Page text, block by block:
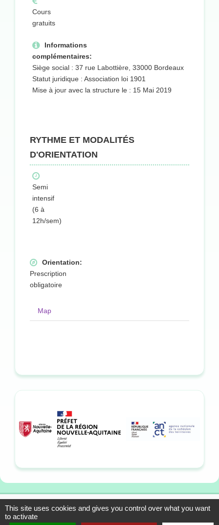
Cours
gratuits
Informations
complémentaires:
Siège social : 37 rue Labottière, 33000 Bordeaux
Statut juridique : Association loi 1901
Mise à jour avec la structure le : 15 Mai 2019
RYTHME ET MODALITÉS
D'ORIENTATION
Semi
intensif
(6 à
12h/sem)
Orientation:
Prescription
obligatoire
Map
13-15 allée du Colonel
Fabien, 33310 Lormont
Mentions légales
Plan du site
This site uses cookies and gives you control over what you want
to activate